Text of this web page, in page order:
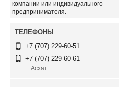
компании или индивидуального
предпринимателя.
+7 (707) 229-60-51
+7 (707) 229-60-61
Асхат